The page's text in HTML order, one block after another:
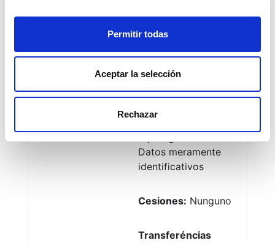
Permitir todas
Aceptar la selección
Rechazar
prestado.
Base legítima:
consentimiento del
Datos meramente
identificativos
Cesiones: Nunguno
Transferéncias